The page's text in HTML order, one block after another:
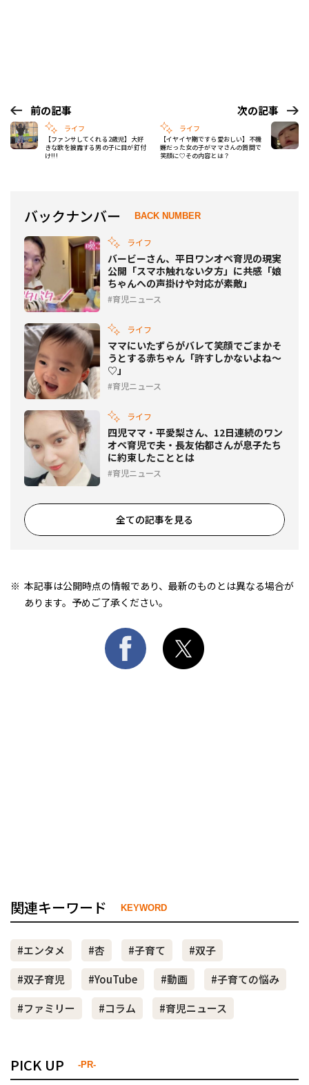
前の記事
ライフ
【ファンサしてくれる2歳児】大好
きな歌を披露する男の子に目が釘付
け!!!
次の記事
ライフ
【イヤイヤ期ですら愛おしい】不機
嫌だった女の子がママさんの質問で
笑顔に♡その内容とは？
バックナンバー BACK NUMBER
ライフ
バービーさん、平日ワンオペ育児の現実
公開「スマホ触れない夕方」に共感「娘
ちゃんへの声掛けや対応が素敵」
育児ニュース
ライフ
ママにいたずらがバレて笑顔でごまかそ
うとする赤ちゃん「許すしかないよね～
♡」
育児ニュース
ライフ
四児ママ・平愛梨さん、12日連続のワン
オペ育児で夫・長友佑都さんが息子たち
に約束したこととは
育児ニュース
全ての記事を見る
本記事は公開時点の情報であり、最新のものとは異なる場合が
あります。予めご了承ください。
関連キーワード KEYWORD
#エンタメ #杏 #子育て
#双子
#双子育児
#YouTube #動画
#子育ての悩み
#ファミリー
#コラム #育児ニュース
PICK UP -PR-